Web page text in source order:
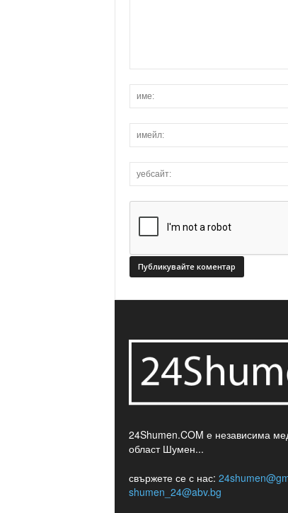
24Shumen.COM е независима
област Шумен...
свържете се с нас:
shumen_24@abv.bg